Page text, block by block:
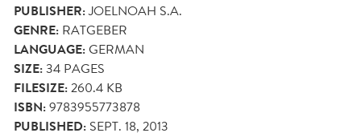
PUBLISHER:JOELNOAH S.A.
GENRE: RATGEBER
LANGUAGE:GERMAN
SIZE:34 PAGES
FILESIZE:260.4 KB
ISBN:9783955773878
PUBLISHED: SEPT. 18, 2013